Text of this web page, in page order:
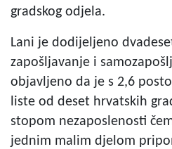
gradskog odjela.
Lani je dodijeljeno
zapošljavanje i
objavljeno da je s 2,6
liste od deset hrvatskih
stopom nezaposlenosti
jednim malim djelom